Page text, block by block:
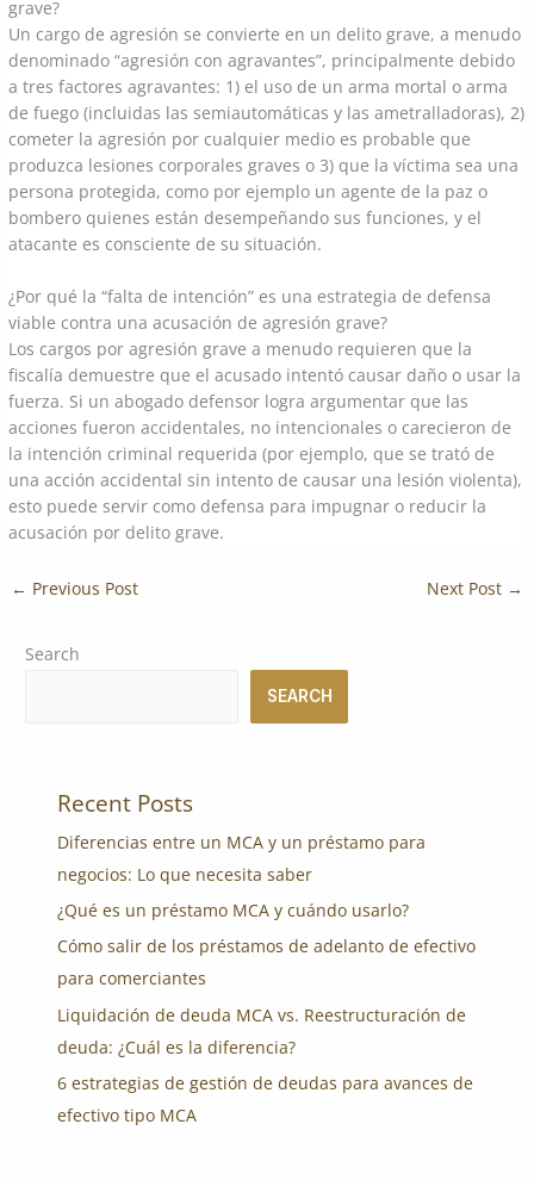
grave?
Un cargo de agresión se convierte en un delito grave, a menudo
denominado “agresión con agravantes”, principalmente debido
a tres factores agravantes: 1) el uso de un arma mortal o arma
de fuego (incluidas las semiautomáticas y las ametralladoras), 2)
cometer la agresión por cualquier medio es probable que
produzca lesiones corporales graves o 3) que la víctima sea una
persona protegida, como por ejemplo un agente de la paz o
bombero quienes están desempeñando sus funciones, y el
atacante es consciente de su situación.
¿Por qué la “falta de intención” es una estrategia de defensa
viable contra una acusación de agresión grave?
Los cargos por agresión grave a menudo requieren que la
fiscalía demuestre que el acusado intentó causar daño o usar la
fuerza. Si un abogado defensor logra argumentar que las
acciones fueron accidentales, no intencionales o carecieron de
la intención criminal requerida (por ejemplo, que se trató de
una acción accidental sin intento de causar una lesión violenta),
esto puede servir como defensa para impugnar o reducir la
acusación por delito grave.
← Previous Post Next Post →
Search
SEARCH
Recent Posts
Diferencias entre un MCA y un préstamo para
negocios: Lo que necesita saber
¿Qué es un préstamo MCA y cuándo usarlo?
Cómo salir de los préstamos de adelanto de efectivo
para comerciantes
Liquidación de deuda MCA vs. Reestructuración de
deuda: ¿Cuál es la diferencia?
6 estrategias de gestión de deudas para avances de
efectivo tipo MCA